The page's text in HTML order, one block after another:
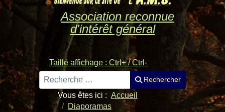
Association reconnue
d'intérêt général
Taille affichage : Ctrl+ / Ctrl-
Rechercher
Rechercher
Vous êtes ici : Accueil
Diaporamas